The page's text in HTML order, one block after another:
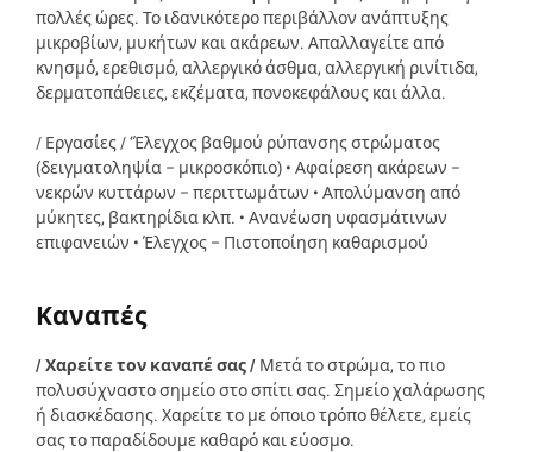
πολλές ώρες. Το ιδανικότερο περιβάλλον ανάπτυξης
μικροβίων, μυκήτων και ακάρεων. Απαλλαγείτε από
κνησμό, ερεθισμό, αλλεργικό άσθμα, αλλεργική ρινίτιδα,
δερματοπάθειες, εκζέματα, πονοκεφάλους και άλλα.
/ Εργασίες / ‘Έλεγχος βαθμού ρύπανσης στρώματος
(δειγματοληψία – μικροσκόπιο) • Αφαίρεση ακάρεων –
νεκρών κυττάρων – περιττωμάτων • Απολύμανση από
μύκητες, βακτηρίδια κλπ. • Ανανέωση υφασμάτινων
επιφανειών • Έλεγχος – Πιστοποίηση καθαρισμού
Καναπές
/ Χαρείτε τον καναπέ σας / Μετά το στρώμα, το πιο
πολυσύχναστο σημείο στο σπίτι σας. Σημείο χαλάρωσης
ή διασκέδασης. Χαρείτε το με όποιο τρόπο θέλετε, εμείς
σας το παραδίδουμε καθαρό και εύοσμο.